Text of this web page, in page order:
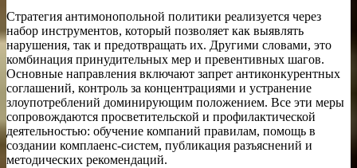
Стратегия антимонопольной политики реализуется через
набор инструментов, который позволяет как выявлять
нарушения, так и предотвращать их. Другими словами, это
комбинация принудительных мер и превентивных шагов.
Основные направления включают запрет антиконкурентных
соглашений, контроль за концентрациями и устранение
злоупотреблений доминирующим положением. Все эти меры
сопровождаются просветительской и профилактической
деятельностью: обучение компаний правилам, помощь в
создании комплаенс-систем, публикация разъяснений и
методических рекомендаций.